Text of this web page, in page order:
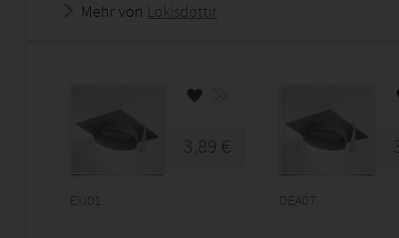
Mehr von Lokisdottir
3,89 €
EXI01 DEA07